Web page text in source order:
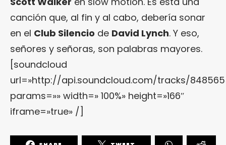
canción que, al fin y al cabo, debería sonar
en el Club Silencio de David Lynch. Y eso,
señores y señoras, son palabras mayores.
[soundcloud
url=»http://api.soundcloud.com/tracks/
params=»» width=» 100%» height=»166″
iframe=»true» /]